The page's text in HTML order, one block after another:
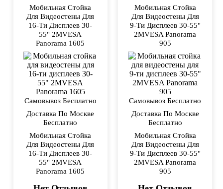
Мобильная Стойка
Для Видеостены Для
16-Ти Дисплеев 30-
55" 2MVESA
Panorama 1605
Самовывоз Бесплатно
Доставка По Москве
Бесплатно
Мобильная Стойка
Для Видеостены Для
16-Ти Дисплеев 30-
55" 2MVESA
Panorama 1605
Мобильная Стойка
Для Видеостены Для
9-Ти Дисплеев 30-55"
2MVESA Panorama
905
Самовывоз Бесплатно
Доставка По Москве
Бесплатно
Мобильная Стойка
Для Видеостены Для
9-Ти Дисплеев 30-55"
2MVESA Panorama
905